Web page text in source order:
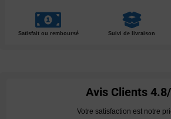
Satisfait ou remboursé
Suivi de livraison
Avis Clients
Votre satisfaction est notre